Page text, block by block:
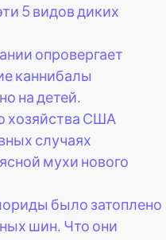
5 видов диких
опровергает
каннибалы
на детей.
хозяйства США
случаях
мухи нового
было затоплено
шин. Что они